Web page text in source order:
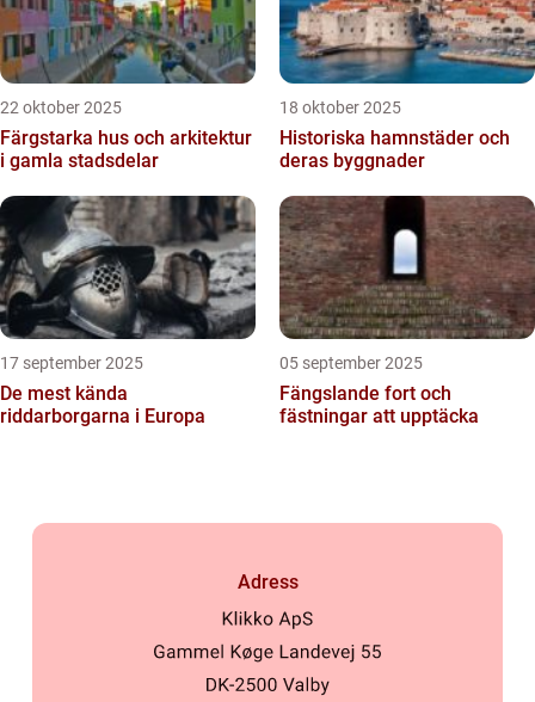
22 oktober 2025
Färgstarka hus och arkitektur
i gamla stadsdelar
18 oktober 2025
Historiska hamnstäder och
deras byggnader
17 september 2025
De mest kända
riddarborgarna i Europa
05 september 2025
Fängslande fort och
fästningar att upptäcka
Adress